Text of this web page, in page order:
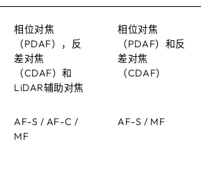
相位对焦
（PDAF），反
差对焦
（CDAF）和
LiDAR辅助对焦
相位对焦
（PDAF）和反
差对焦
（CDAF）
AF-S / AF-C /
MF
AF-S / MF